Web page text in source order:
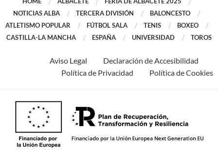
NOTICIAS ALBA
TERCERA DIVISIÓN
BALONCESTO
ATLETISMO POPULAR
FÚTBOL SALA TENIS
BOXEO
CASTILLA-LA MANCHA
ESPAÑA UNIVERSIDAD TOROS
Aviso Legal
Declaración de Accesibilidad
Política de Privacidad
Política de Cookies